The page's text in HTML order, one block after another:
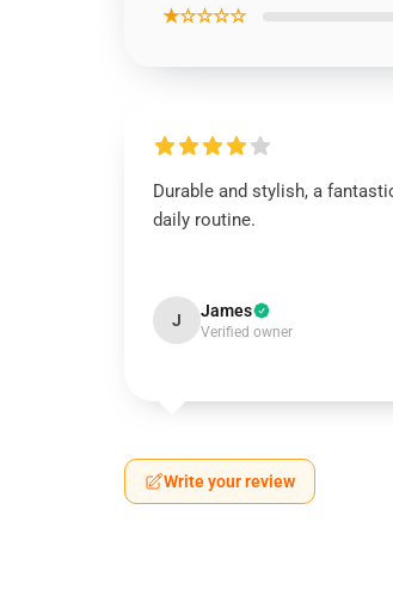
★☆☆☆☆
Durable and stylish, a
daily routine.
J James
Verified owner
Write your review